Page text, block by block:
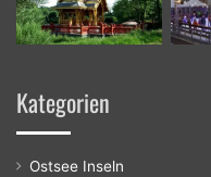
Kategorien
Ostsee Inseln